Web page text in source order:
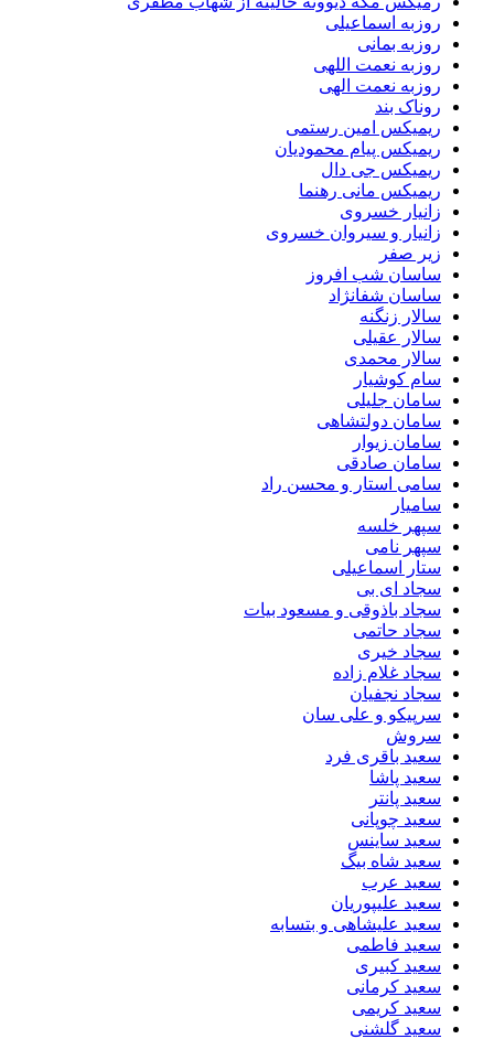
روزبه اسماعیلی
روزبه بمانی
روزبه نعمت اللهی
روزبه نعمت الهی
روناک بند
ریمیکس امین رستمی
ریمیکس پیام محمودیان
ریمیکس جی دال
ریمیکس مانی رهنما
زانیار خسروی
زانیار و سیروان خسروی
زیر صفر
ساسان شب افروز
ساسان شفانژاد
سالار زنگنه
سالار عقیلی
سالار محمدی
سام کوشیار
سامان جلیلی
سامان دولتشاهی
سامان زیوار
سامان صادقی
سامی استار و محسن راد
سامیار
سپهر خلسه
سپهر نامی
ستار اسماعیلی
سجاد ای بی
سجاد باذوقی و مسعود بیات
سجاد حاتمی
سجاد خیری
سجاد غلام زاده
سجاد نجفیان
سرپیکو و علی سان
سروش
سعید باقری فرد
سعید پاشا
سعید پانتر
سعید چوپانی
سعید ساینس
سعید شاه بیگ
سعید عرب
سعید علیپوریان
سعید علیشاهی و بتسابه
سعید فاطمی
سعید کبیری
سعید کرمانی
سعید کریمی
سعید گلشنی